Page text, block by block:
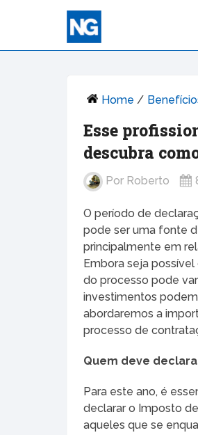
Home /
Esse
descubra
Por Roberto
O período de
pode ser uma fonte
principalmente em
Embora seja
do processo pode
investimentos
abordaremos a
processo de
Quem deve
Para este ano, é
declarar o Imposto
aqueles que se